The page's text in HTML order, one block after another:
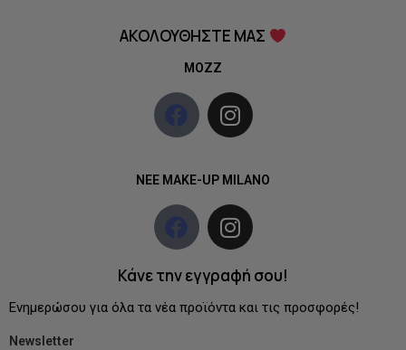
ΑΚΟΛΟΥΘΗΣΤΕ ΜΑΣ
MOZZ
NEE MAKE-UP MILANO
Κάνε την εγγραφή σου!
Ενημερώσου για όλα τα νέα προϊόντα και τις προσφορές!
Newsletter